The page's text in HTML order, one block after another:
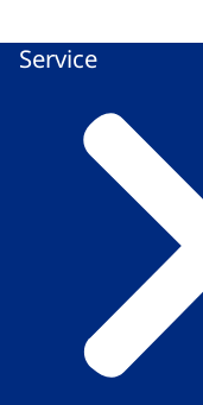
Service